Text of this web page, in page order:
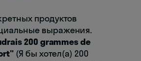
продуктов
выражения.
200 grammes de
(Я бы хотел(а) 200